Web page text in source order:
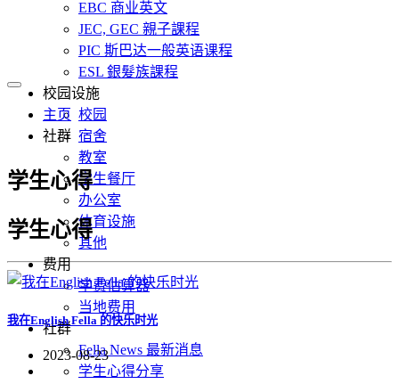
EBC 商业英文
JEC, GEC 親子課程
PIC 斯巴达一般英语课程
ESL 銀髮族課程
校园设施
校园
宿舍
教室
学生餐厅
办公室
体育设施
其他
费用
学费估算器
当地费用
社群
Fella News 最新消息
学生心得分享
主页
社群
学生心得
学生心得
我在English Fella 的快乐时光
2023-08-23